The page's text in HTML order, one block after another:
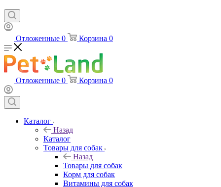
Отложенные 0 Корзина 0
Отложенные 0 Корзина 0
Каталог
Назад
Каталог
Товары для собак
Назад
Товары для собак
Корм для собак
Витамины для собак